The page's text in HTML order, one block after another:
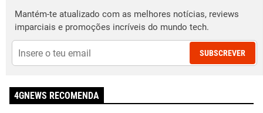
Mantém-te atualizado com as melhores notícias, reviews
imparciais e promoções incríveis do mundo tech.
SUBSCREVER
4GNEWS RECOMENDA